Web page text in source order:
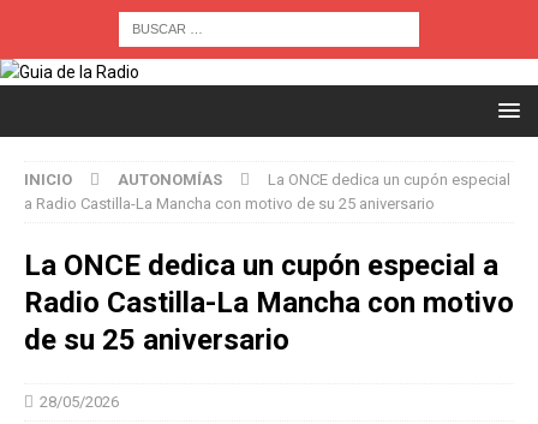
INICIO AUTONOMÍAS
La ONCE dedica un cupón especial
a Radio Castilla-La Mancha con motivo de su 25 aniversario
La ONCE dedica un cupón especial a
Radio Castilla-La Mancha con motivo
de su 25 aniversario
28/05/2026